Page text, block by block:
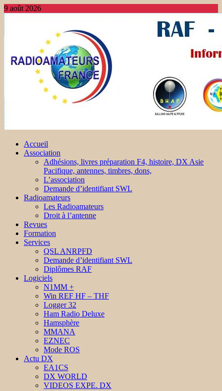
9 août 2026
Accueil
Association
Adhésions, livres préparation F4, histoire, DX Asie
Pacifique, antennes, timbres, dons,
L’association
Demande d’identifiant SWL
Radioamateurs
Les Radioamateurs
Droit à l’antenne
Revues
Formation
Services
QSL ANRPFD
Demande d’identifiant SWL
Diplômes RAF
Logiciels
N1MM +
Win REF HF – THF
Logger 32
Ham Radio Deluxe
Hamsphère
MMANA
EZNEC
Mode ROS
Actu DX
EA1CS
DX WORLD
VIDEOS EXPE. DX